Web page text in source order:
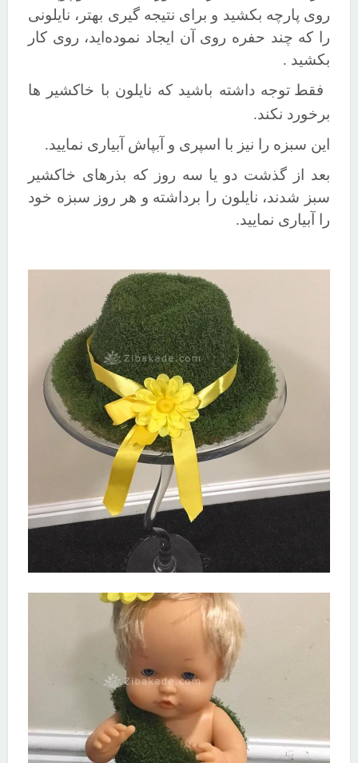
روی پارچه بکشید و برای نتیجه گیری بهتر، نایلونی
را که چند حفره روی آن ایجاد نموده‌اید، روی کار
بکشید .
فقط توجه داشته باشید که نایلون با خاکشیر ها
برخورد نکند.
این سبزه را نیز با اسپری و آبپاش آبیاری نمایید.
بعد از گذشت دو یا سه روز که بذرهای خاکشیر
سبز شدند، نایلون را برداشته و هر روز سبزه خود
را آبیاری نمایید.